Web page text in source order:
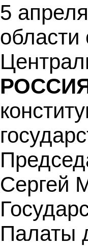
5
области
Сергей
Палаты